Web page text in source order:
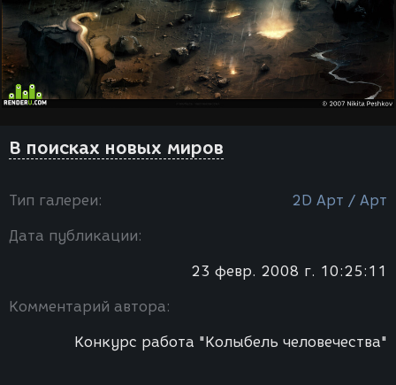
В поисках новых миров
Тип галереи: 2D Арт / Арт
Дата публикации:
23 февр. 2008 г. 10:25:11
Комментарий автора:
Конкурс работа "Колыбель человечества"